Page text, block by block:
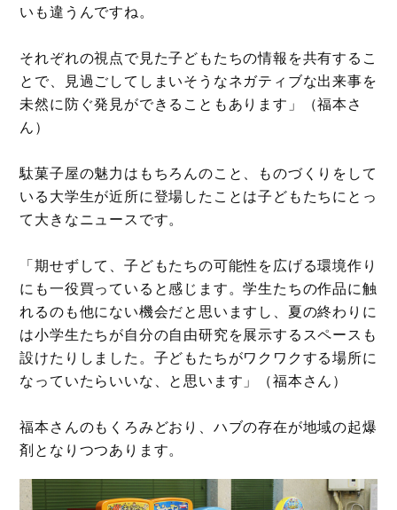
いも違うんですね。
それぞれの視点で見た子どもたちの情報を共有するこ
とで、見過ごしてしまいそうなネガティブな出来事を
未然に防ぐ発見ができることもあります」（福本さ
ん）
駄菓子屋の魅力はもちろんのこと、ものづくりをして
いる大学生が近所に登場したことは子どもたちにとっ
て大きなニュースです。
「期せずして、子どもたちの可能性を広げる環境作り
にも一役買っていると感じます。学生たちの作品に触
れるのも他にない機会だと思いますし、夏の終わりに
は小学生たちが自分の自由研究を展示するスペースも
設けたりしました。子どもたちがワクワクする場所に
なっていたらいいな、と思います」（福本さん）
福本さんのもくろみどおり、ハブの存在が地域の起爆
剤となりつつあります。